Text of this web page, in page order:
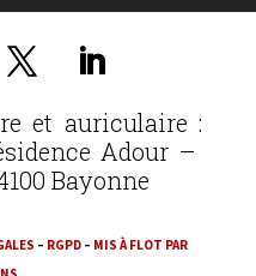
et auriculaire :
Adour –
Bayonne
– RGPD – MIS À FLOT PAR